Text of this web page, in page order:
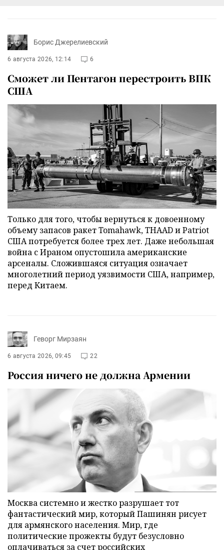
Борис Джерелиевский
6 августа 2026, 12:14 6
Сможет ли Пентагон перестроить ВПК
США
Только для того, чтобы вернуться к довоенному
объему запасов ракет Tomahawk, THAAD и Patriot
США потребуется более трех лет. Даже небольшая
война с Ираном опустошила американские
арсеналы. Сложившаяся ситуация означает
многолетний период уязвимости США, например,
перед Китаем.
Геворг Мирзаян
6 августа 2026, 09:45 22
Россия ничего не должна Армении
Москва системно и жестко разрушает тот
фантастический мир, который Пашинян рисует
для армянского населения. Мир, где
политические прожекты будут безусловно
оплачиваться за счет российских